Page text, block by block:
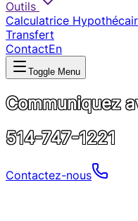
Outils
Calculatrice
Transfert
ContactEn
Toggle Menu
Communiquez
514-747-1221
Contactez-nous